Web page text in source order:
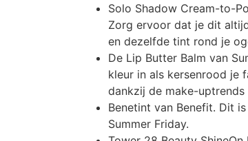
Solo Shadow Cream-to-
Zorg ervoor dat je dit
en dezelfde tint rond je
De Lip Butter Balm van
kleur in als kersenrood je
dankzij de make-uptrends
Benetint van Benefit. Dit
Summer Friday.